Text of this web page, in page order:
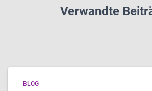
Verwandte
BLOG